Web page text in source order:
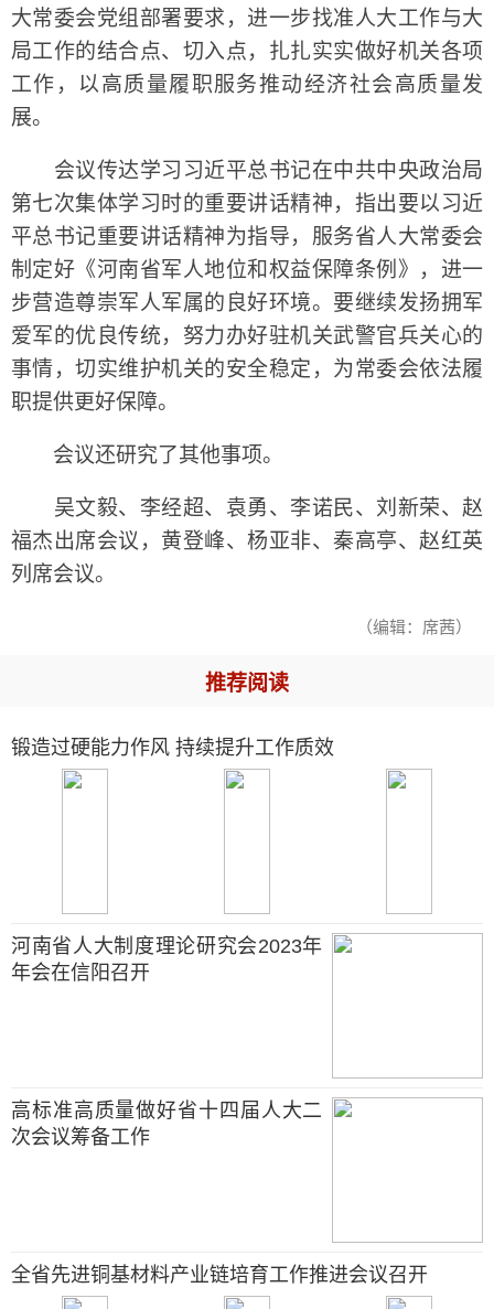
大常委会党组部署要求，进一步找准人大工作与大
局工作的结合点、切入点，扎扎实实做好机关各项
工作，以高质量履职服务推动经济社会高质量发
展。
会议传达学习习近平总书记在中共中央政治局
第七次集体学习时的重要讲话精神，指出要以习近
平总书记重要讲话精神为指导，服务省人大常委会
制定好《河南省军人地位和权益保障条例》，进一
步营造尊崇军人军属的良好环境。要继续发扬拥军
爱军的优良传统，努力办好驻机关武警官兵关心的
事情，切实维护机关的安全稳定，为常委会依法履
职提供更好保障。
会议还研究了其他事项。
吴文毅、李经超、袁勇、李诺民、刘新荣、赵
福杰出席会议，黄登峰、杨亚非、秦高亭、赵红英
列席会议。
（编辑：席茜）
推荐阅读
锻造过硬能力作风 持续提升工作质效
河南省人大制度理论研究会2023年
年会在信阳召开
高标准高质量做好省十四届人大二
次会议筹备工作
全省先进铜基材料产业链培育工作推进会议召开